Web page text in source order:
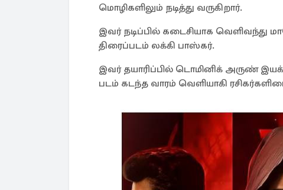
மொழிகளிலும் நடித்து வருகிறார்.
இவர் நடிப்பில் கடைசியாக வெளிவந்து
திரைப்படம் லக்கி பாஸ்கர்.
இவர் தயாரிப்பில் டொமினிக் அருண்
படம் கடந்த வாரம் வெளியாகி